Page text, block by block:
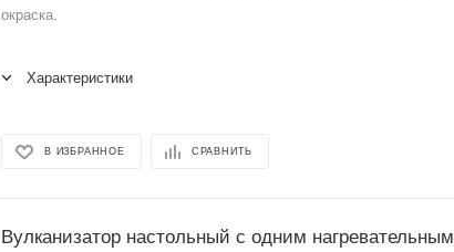
окраска.
Характеристики
В ИЗБРАННОЕ СРАВНИТЬ
Вулканизатор настольный с одним нагревательным